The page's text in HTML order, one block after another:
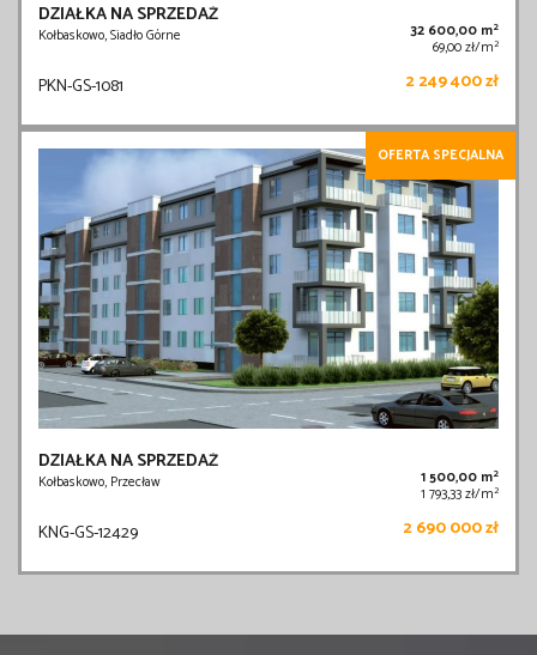
DZIAŁKA NA SPRZEDAŻ
Kołbaskowo, Siadło Górne 32 600,00 m2
69,00 zł/m2
PKN-GS-1081 2 249 400 zł
OFERTA SPECJALNA
DZIAŁKA NA SPRZEDAŻ
Kołbaskowo, Przecław 1 500,00 m2
1 793,33 zł/m2
KNG-GS-12429 2 690 000 zł